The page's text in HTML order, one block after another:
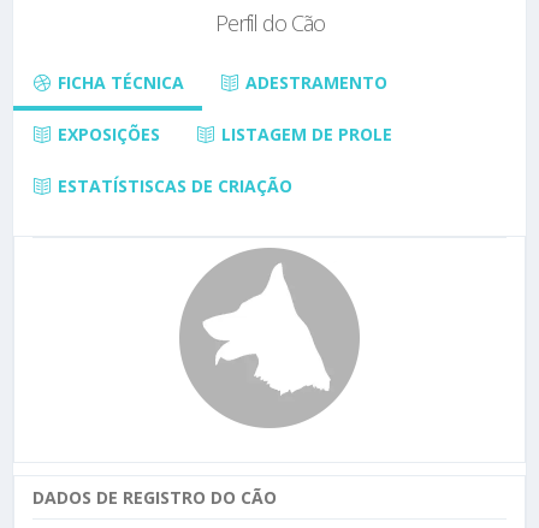
Perfil do Cão
FICHA TÉCNICA ADESTRAMENTO
EXPOSIÇÕES LISTAGEM DE PROLE
ESTATÍSTISCAS DE CRIAÇÃO
DADOS DE REGISTRO DO CÃO